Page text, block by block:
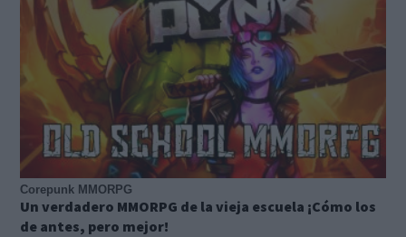
Corepunk MMORPG
Un verdadero MMORPG de la vieja escuela ¡Cómo los
de antes, pero mejor!